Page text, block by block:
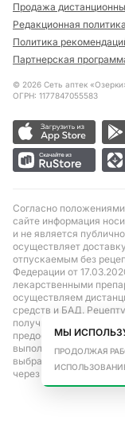
Продажа
Редакционная политика
Политика
Партнерская
© 2026 Сеть аптек
ОГРН: 1177847055583
Согласно
сайте информация
и не является
осуществляет
отпускаемым без
Федерации от
лекарственными
осуществляем
средств и БАД.
получить только при
предоставлении
выполняется при
выбранном аптечном
через сайт.
МЫ
ПРОДОЛЖАЯ
ИСПОЛЬЗОВАНИЕ